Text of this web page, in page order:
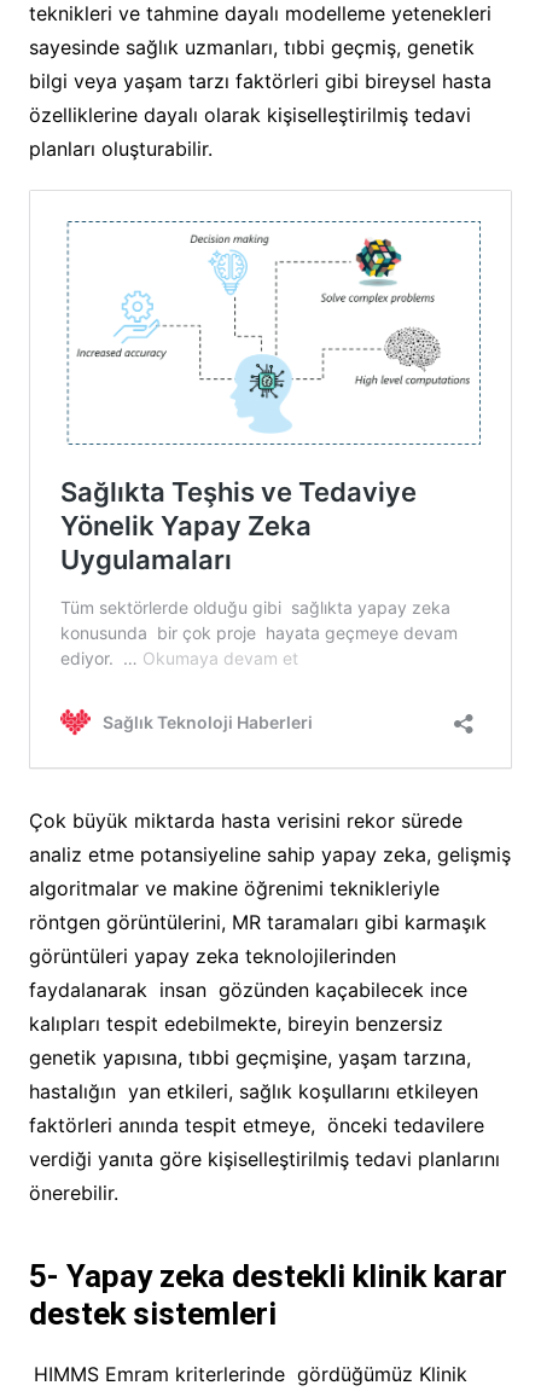
teknikleri ve tahmine dayalı modelleme yetenekleri
sayesinde sağlık uzmanları, tıbbi geçmiş, genetik
bilgi veya yaşam tarzı faktörleri gibi bireysel hasta
özelliklerine dayalı olarak kişiselleştirilmiş tedavi
planları oluşturabilir.
Çok büyük miktarda hasta verisini rekor sürede
analiz etme potansiyeline sahip yapay zeka, gelişmiş
algoritmalar ve makine öğrenimi teknikleriyle
röntgen görüntülerini, MR taramaları gibi karmaşık
görüntüleri yapay zeka teknolojilerinden
faydalanarak insan gözünden kaçabilecek ince
kalıpları tespit edebilmekte, bireyin benzersiz
genetik yapısına, tıbbi geçmişine, yaşam tarzına,
hastalığın yan etkileri, sağlık koşullarını etkileyen
faktörleri anında tespit etmeye, önceki tedavilere
verdiği yanıta göre kişiselleştirilmiş tedavi planlarını
önerebilir.
5- Yapay zeka destekli klinik karar
destek sistemleri
HIMMS Emram kriterlerinde gördüğümüz Klinik